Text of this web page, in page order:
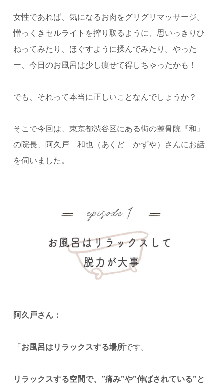
女性であれば、気になるお肉をグリグリマッサージ。
憎っくきセルライトを搾り取るように、思いっきりひ
ねってみたり、ほぐすように揉んでみたり。やった
ー、今日のお風呂は少し痩せて得しちゃったかも！
でも、それって本当に正しいことなんでしょうか？
そこで今回は、東京都渋谷区にある街の整骨院『和』
の院長、阿久戸 和也（あくど かずや）さんにお話
を伺いました。
阿久戸さん：
「お風呂はリラックスする場所です。
リラックスする空間で、”痛み”や”伸ばされている”と